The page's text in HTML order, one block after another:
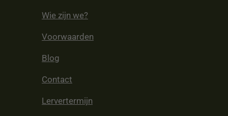
Wie zijn we?
Voorwaarden
Blog
Contact
Lervertermijn